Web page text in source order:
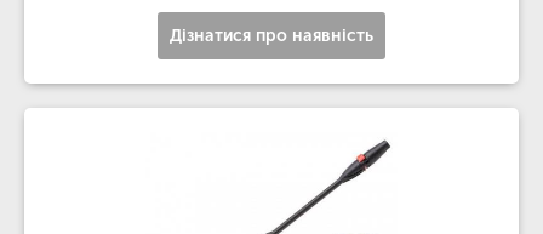
Дізнатися про наявність